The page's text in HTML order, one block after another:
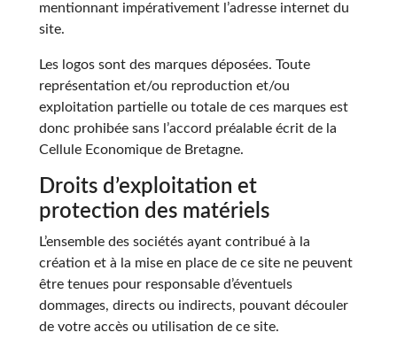
mentionnant impérativement l’adresse internet du
site.
Les logos sont des marques déposées. Toute
représentation et/ou reproduction et/ou
exploitation partielle ou totale de ces marques est
donc prohibée sans l’accord préalable écrit de la
Cellule Economique de Bretagne.
Droits d’exploitation et
protection des matériels
L’ensemble des sociétés ayant contribué à la
création et à la mise en place de ce site ne peuvent
être tenues pour responsable d’éventuels
dommages, directs ou indirects, pouvant découler
de votre accès ou utilisation de ce site.